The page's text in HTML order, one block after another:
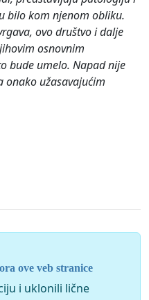
bilo kom njenom obliku.
ovo društvo i dalje
osnovnim
bude umelo. Napad nije
onako užasavajućim
sadržaja i pripada
i napadači na nju
ove veb stranice
i uklonili lične